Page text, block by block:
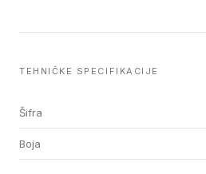
TEHNIČKE SPECIFIKACIJE
Šifra
Boja